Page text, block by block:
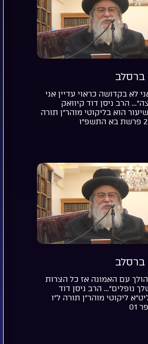
לא בקדושה כראוי עדיין אני
הרב ניסן דוד קיוואק
הוא בליקוטי מוהר”ן תורה
עם האמונה אז כל הצרות
נופלים”… הרב ניסן דוד
ליקוטי מוהר”ן תורה ל”ו
01